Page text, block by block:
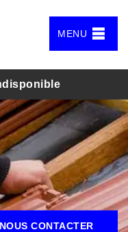
MENU
NOUS CONTACTER